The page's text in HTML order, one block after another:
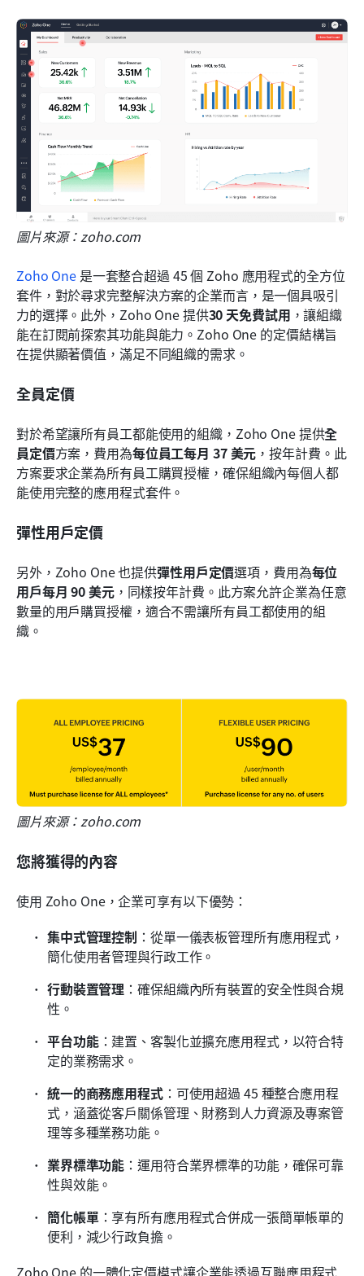
圖片來源：zoho.com
Zoho One 是一套整合超過 45 個 Zoho 應用程式的全方位
套件，對於尋求完整解決方案的企業而言，是一個具吸引
力的選擇。此外，Zoho One 提供30 天免費試用 ，讓組織
能在訂閱前探索其功能與能力。Zoho One 的定價結構旨
在提供顯著價值，滿足不同組織的需求。
全員定價
對於希望讓所有員工都能使用的組織，Zoho One 提供全
員定價方案，費用為每位員工每月 37 美元 ，按年計費。此
方案要求企業為所有員工購買授權，確保組織內每個人都
能使用完整的應用程式套件。
彈性用戶定價
另外，Zoho One 也提供彈性用戶定價選項，費用為每位
用戶每月 90 美元，同樣按年計費。此方案允許企業為任意
數量的用戶購買授權，適合不需讓所有員工都使用的組
織。
圖片來源：zoho.com
您將獲得的內容
使用 Zoho One，企業可享有以下優勢：
集中式管理控制 ：從單一儀表板管理所有應用程式，
簡化使用者管理與行政工作。
行動裝置管理 ：確保組織內所有裝置的安全性與合規
性。
平台功能：建置、客製化並擴充應用程式，以符合特
定的業務需求。
統一的商務應用程式：可使用超過 45 種整合應用程
式，涵蓋從客戶關係管理、財務到人力資源及專案管
理等多種業務功能。
業界標準功能 ：運用符合業界標準的功能，確保可靠
性與效能。
簡化帳單：享有所有應用程式合併成一張簡單帳單的
便利，減少行政負擔。
Zoho One 的一體化定價模式讓企業能透過互聯應用程式